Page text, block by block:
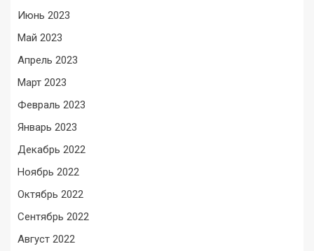
Июнь 2023
Май 2023
Апрель 2023
Март 2023
Февраль 2023
Январь 2023
Декабрь 2022
Ноябрь 2022
Октябрь 2022
Сентябрь 2022
Август 2022